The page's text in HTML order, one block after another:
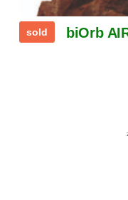
sold
biOrb